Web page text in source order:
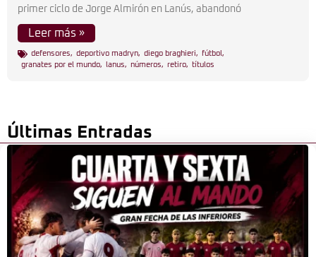
primer ciclo de Jorge Almirón en Lanús, abandonó
Leer más »
defensores, deportivo madryn, diego braghieri, fútbol ,
granates por el mundo, lanus, números, retiro, títulos
Últimas Entradas